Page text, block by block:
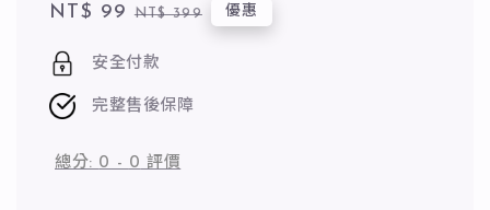
Sale
NT$ 99 Regular
NT$ 399 優惠
安全付款
完整售後保障
總分: 0 - 0 評價